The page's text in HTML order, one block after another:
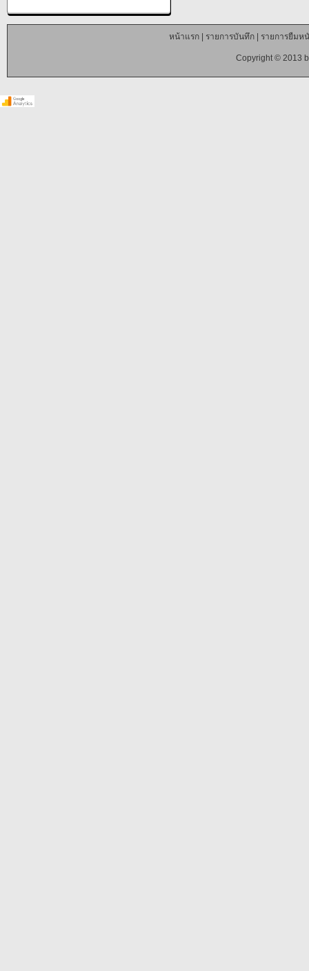
หน้าแรก| รายการบันทึก| รายการยืมห
Copyright © 2013